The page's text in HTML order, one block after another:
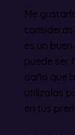
Me
es un
puede ser
daño que
utilízalas
en tus